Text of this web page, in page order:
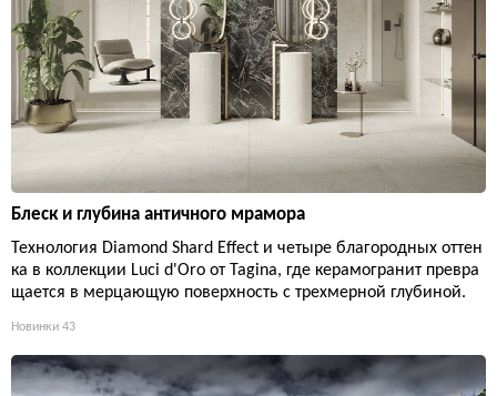
Блеск и глубина античного мрамора
Технология Diamond Shard Effect и четыре благородных оттен
ка в коллекции Luci d'Oro от Tagina, где керамогранит превра
щается в мерцающую поверхность с трехмерной глубиной.
Новинки 43